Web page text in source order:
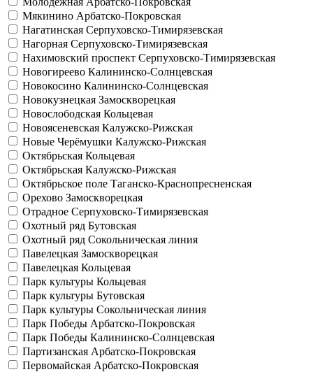
Мякинино Арбатско-Покровская
Нагатинская Серпуховско-Тимирязевская
Нагорная Серпуховско-Тимирязевская
Нахимовский проспект Серпуховско-Тимирязевская
Новогиреево Калининско-Солнцевская
Новокосино Калининско-Солнцевская
Новокузнецкая Замоскворецкая
Новослободская Кольцевая
Новоясеневская Калужско-Рижская
Новые Черёмушки Калужско-Рижская
Октябрьская Кольцевая
Октябрьская Калужско-Рижская
Октябрьское поле Таганско-Краснопресненская
Орехово Замоскворецкая
Отрадное Серпуховско-Тимирязевская
Охотный ряд Бутовская
Охотный ряд Сокольническая линия
Павелецкая Замоскворецкая
Павелецкая Кольцевая
Парк культуры Кольцевая
Парк культуры Бутовская
Парк культуры Сокольническая линия
Парк Победы Арбатско-Покровская
Парк Победы Калининско-Солнцевская
Партизанская Арбатско-Покровская
Первомайская Арбатско-Покровская